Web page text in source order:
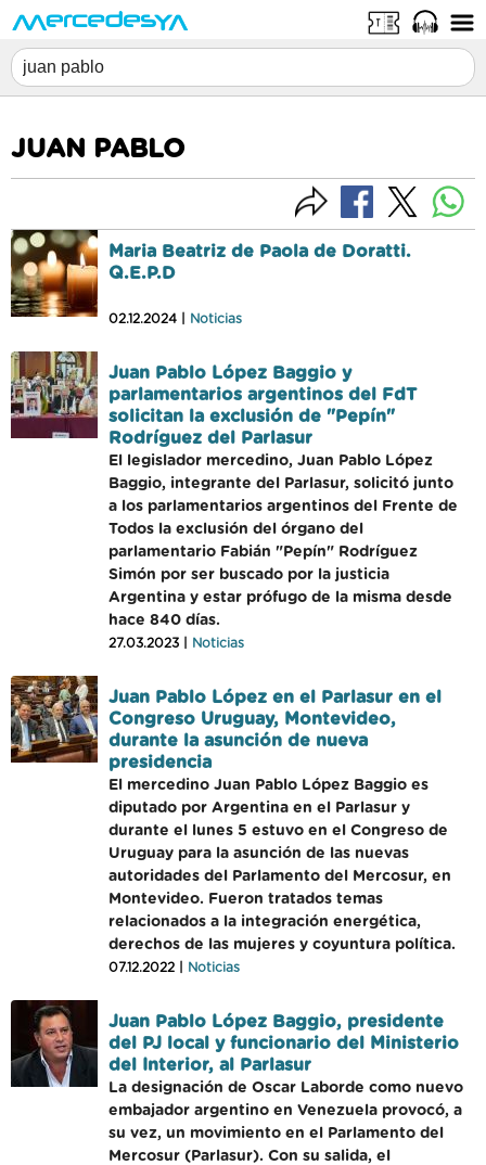
JUAN PABLO
Maria Beatriz de Paola de Doratti.
Q.E.P.D
02.12.2024 | Noticias
Juan Pablo López Baggio y
parlamentarios argentinos del FdT
solicitan la exclusión de "Pepín"
Rodríguez del Parlasur
El legislador mercedino, Juan Pablo López
Baggio, integrante del Parlasur, solicitó junto
a los parlamentarios argentinos del Frente de
Todos la exclusión del órgano del
parlamentario Fabián "Pepín" Rodríguez
Simón por ser buscado por la justicia
Argentina y estar prófugo de la misma desde
hace 840 días.
27.03.2023 | Noticias
Juan Pablo López en el Parlasur en el
Congreso Uruguay, Montevideo,
durante la asunción de nueva
presidencia
El mercedino Juan Pablo López Baggio es
diputado por Argentina en el Parlasur y
durante el lunes 5 estuvo en el Congreso de
Uruguay para la asunción de las nuevas
autoridades del Parlamento del Mercosur, en
Montevideo. Fueron tratados temas
relacionados a la integración energética,
derechos de las mujeres y coyuntura política.
07.12.2022 | Noticias
Juan Pablo López Baggio, presidente
del PJ local y funcionario del Ministerio
del Interior, al Parlasur
La designación de Oscar Laborde como nuevo
embajador argentino en Venezuela provocó, a
su vez, un movimiento en el Parlamento del
Mercosur (Parlasur). Con su salida, el